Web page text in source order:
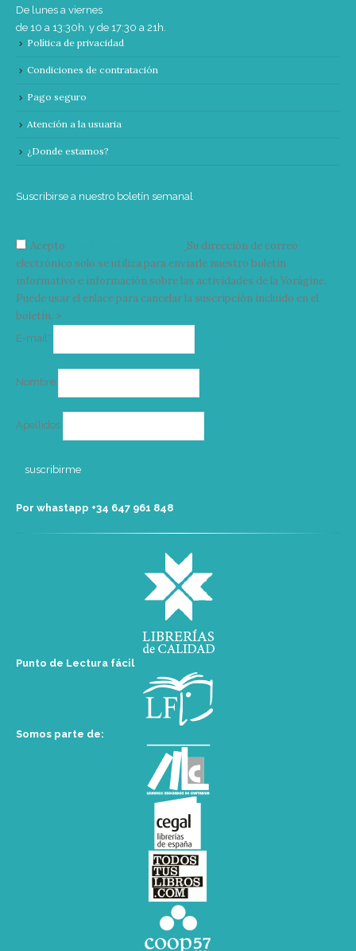
De lunes a viernes
de 10 a 13:30h. y de 17:30 a 21h.
Política de privacidad
Condiciones de contratación
Pago seguro
Atención a la usuaria
¿Donde estamos?
Suscribirse a nuestro boletín semanal
Acepto
Su dirección de correo
electrónico solo se utiliza para enviarle nuestro boletín
informativo e información sobre las actividades de la Vorágine.
Puede usar el enlace para cancelar la suscripción incluido en el
boletín. >
E-mail*
Nombre
Apellidos
Por whastapp +34 ‭647 961 848‬
Punto de Lectura fácil
Somos parte de: